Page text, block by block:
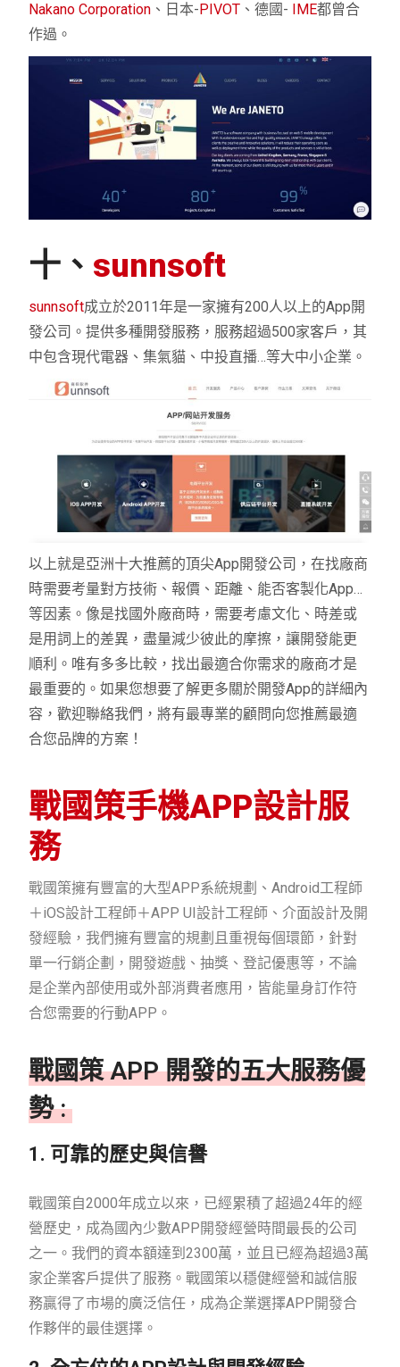
Nakano Corporation 、日本-PIVOT 、德國- IME都曾合
作過。
十、 sunnsoft
sunnsoft成立於2011年是一家擁有200人以上的App開
發公司。提供多種開發服務，服務超過500家客戶，其
中包含現代電器、集氣貓、中投直播…等大中小企業。
以上就是亞洲十大推薦的頂尖App開發公司，在找廠商
時需要考量對方技術、報價、距離、能否客製化App…
等因素。像是找國外廠商時，需要考慮文化、時差或
是用詞上的差異，盡量減少彼此的摩擦，讓開發能更
順利。唯有多多比較，找出最適合你需求的廠商才是
最重要的。如果您想要了解更多關於開發App的詳細內
容，歡迎聯絡我們，將有最專業的顧問向您推薦最適
合您品牌的方案！
戰國策手機APP設計服
務
戰國策擁有豐富的大型APP系統規劃、Android工程師
＋iOS設計工程師＋APP UI設計工程師、介面設計及開
發經驗，我們擁有豐富的規劃且重視每個環節，針對
單一行銷企劃，開發遊戲、抽獎、登記優惠等，不論
是企業內部使用或外部消費者應用，皆能量身訂作符
合您需要的行動APP。
戰國策 APP 開發的五大服務優
勢 :
1. 可靠的歷史與信譽
戰國策自2000年成立以來，已經累積了超過24年的經
營歷史，成為國內少數APP開發經營時間最長的公司
之一。我們的資本額達到2300萬，並且已經為超過3萬
家企業客戶提供了服務。戰國策以穩健經營和誠信服
務贏得了市場的廣泛信任，成為企業選擇APP開發合
作夥伴的最佳選擇。